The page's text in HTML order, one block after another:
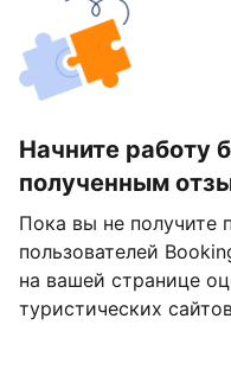
Начните работу
полученным
Пока вы не получите
пользователей
на вашей странице
туристических